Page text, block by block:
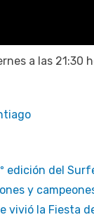
a las 21:30
edición del
y
vivió la Fiesta